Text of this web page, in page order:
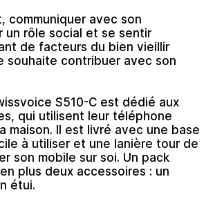
communiquer avec son
un rôle social et se sentir
de facteurs du bien vieillir
souhaite contribuer avec son
S510-C est dédié aux
qui utilisent leur téléphone
maison. Il est livré avec une base
à utiliser et une lanière tour de
son mobile sur soi. Un pack
plus deux accessoires : un
étui.